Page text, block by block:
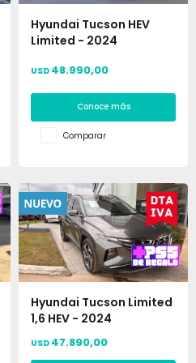
Hyundai Tucson HEV
Limited - 2024
USD 48.990,00
Conoce más
Comparar
Hyundai Tucson Limited
1,6 HEV - 2024
USD 47.890,00